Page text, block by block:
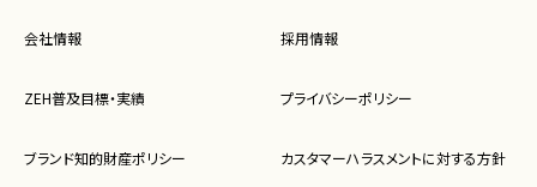
会社情報 採用情報
ZEH普及目標・実績 プライバシーポリシー
ブランド知的財産ポリシー カスタマーハラスメントに対する方針